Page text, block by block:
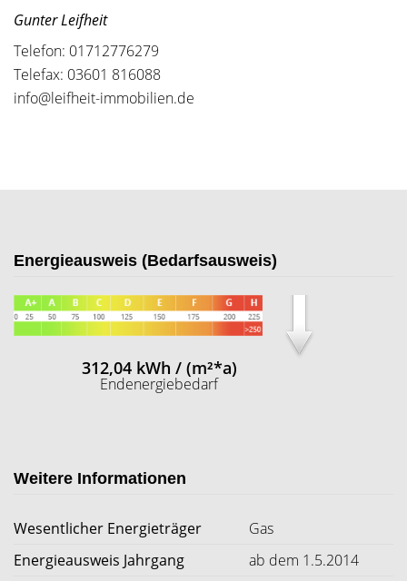
Gunter Leifheit
Telefon: 01712776279
Telefax: 03601 816088
info@leifheit-immobilien.de
Energieausweis (Bedarfsausweis)
312,04 kWh / (m²*a)
Endenergiebedarf
Weitere Informationen
Wesentlicher Energieträger
Gas
Energieausweis Jahrgang
ab dem 1.5.2014